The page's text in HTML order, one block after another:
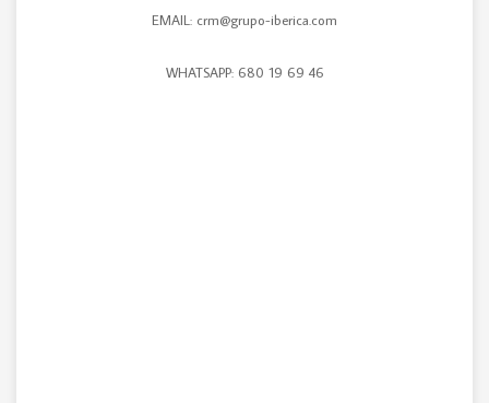
EMAIL: crm@grupo-iberica.com
WHATSAPP: 680 19 69 46